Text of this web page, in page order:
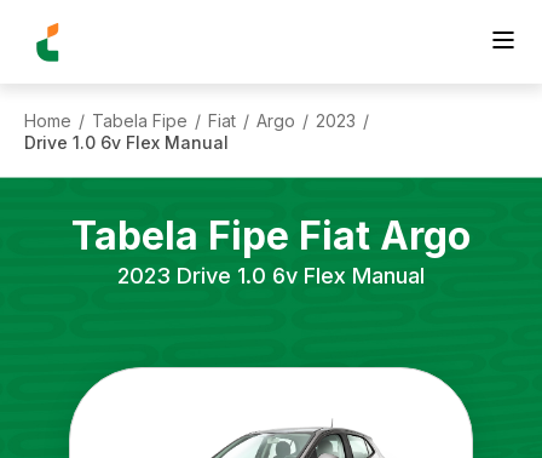
Home / Tabela Fipe / Fiat / Argo / 2023 /
Drive 1.0 6v Flex Manual
Tabela Fipe Fiat Argo
2023 Drive 1.0 6v Flex Manual